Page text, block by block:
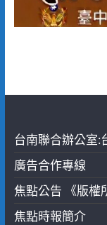
台南聯合辦公室:
廣告合作專線
焦點公告 《版權
焦點時報簡介